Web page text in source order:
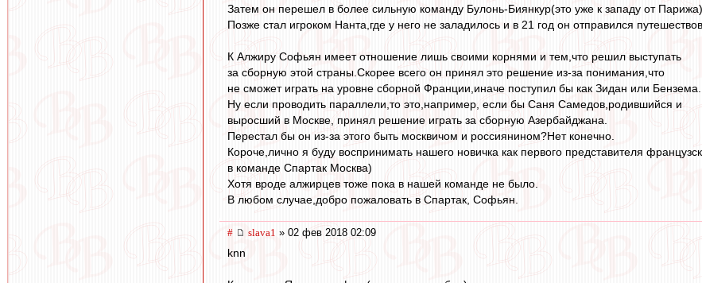
Затем он перешел в более сильную команду Булонь-Биянкур(это уже к западу от Парижа)
Позже стал игроком Нанта,где у него не заладилось и в 21 год он отправился
К Алжиру Софьян имеет отношение лишь своими корнями и тем,что решил выступать
за сборную этой страны.Скорее всего он принял это решение из-за понимания,что
не сможет играть на уровне сборной Франции,иначе поступил бы как Зидан или Бензема.
Ну если проводить параллели,то это,например, если бы Саня Самедов,родившийся и
выросший в Москве, принял решение играть за сборную Азербайджана.
Перестал бы он из-за этого быть москвичом и россиянином?Нет конечно.
Короче,лично я буду воспринимать нашего новичка как первого представителя
в команде Спартак Москва)
Хотя вроде алжирцев тоже пока в нашей команде не было.
В любом случае,добро пожаловать в Спартак, Софьян.
# slava1 » 02 фев 2018 02:09
knn